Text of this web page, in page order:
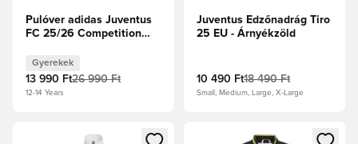
Pulóver adidas Juventus
FC 25/26 Competition
Gyerekek
13 990 Ft26 990 Ft
12-14 Years
Juventus Edzőnadrág Tiro
25 EU - Árnyékzöld
10 490 Ft18 490 Ft
Small, Medium, Large, X-Large
Megnyit egy modált a bejelentkezéshez vagy a tagként
Megnyit egy modált a